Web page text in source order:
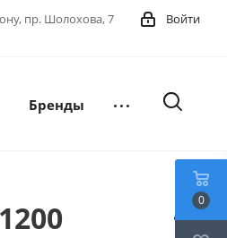
Войти
пр. Шолохова, 7
Бренды
0